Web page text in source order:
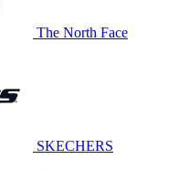
The North Face
SKECHERS